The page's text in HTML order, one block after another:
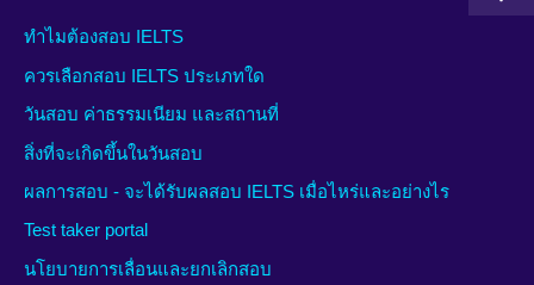
ทำไมต้องสอบ IELTS
ควรเลือกสอบ IELTS ประเภทใด
วันสอบ ค่าธรรมเนียม และสถานที่
สิ่งที่จะเกิดขึ้นในวันสอบ
ผลการสอบ - จะได้รับผลสอบ IELTS เมื่อไหร่และอย่างไร
Test taker portal
นโยบายการเลื่อนและยกเลิกสอบ